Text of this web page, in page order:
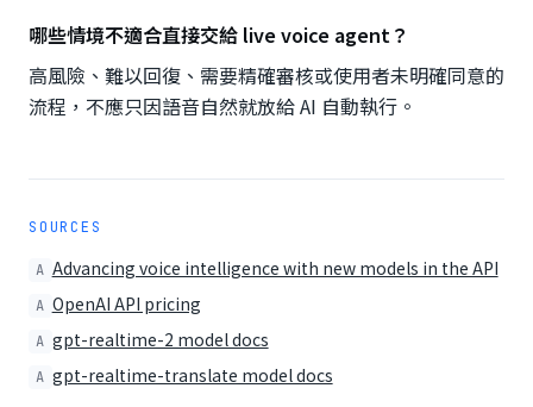
哪些情境不適合直接交給 live voice agent？
高風險、難以回復、需要精確審核或使用者未明確同意的
流程，不應只因語音自然就放給 AI 自動執行。
SOURCES
A Advancing voice intelligence with new models in the API
A OpenAI API pricing
A gpt-realtime-2 model docs
A gpt-realtime-translate model docs